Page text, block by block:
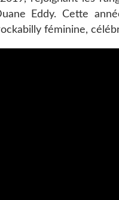
Eddy. Cette
féminine,